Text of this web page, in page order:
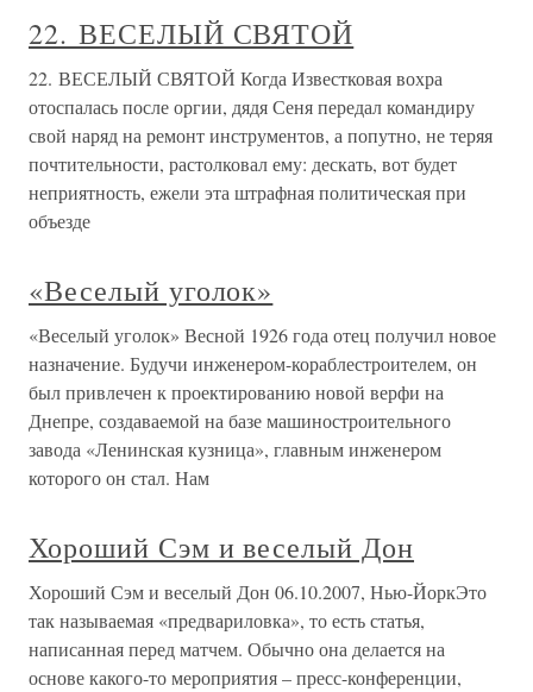
22. ВЕСЕЛЫЙ СВЯТОЙ
22. ВЕСЕЛЫЙ СВЯТОЙ Когда Известковая вохра
отоспалась после оргии, дядя Сеня передал командиру
свой наряд на ремонт инструментов, а попутно, не теряя
почтительности, растолковал ему: дескать, вот будет
неприятность, ежели эта штрафная политическая при
объезде
«Веселый уголок»
«Веселый уголок» Весной 1926 года отец получил новое
назначение. Будучи инженером-кораблестроителем, он
был привлечен к проектированию новой верфи на
Днепре, создаваемой на базе машиностроительного
завода «Ленинская кузница», главным инженером
которого он стал. Нам
Хороший Сэм и веселый Дон
Хороший Сэм и веселый Дон 06.10.2007, Нью-ЙоркЭто
так называемая «предвариловка», то есть статья,
написанная перед матчем. Обычно она делается на
основе какого-то мероприятия – пресс-конференции,